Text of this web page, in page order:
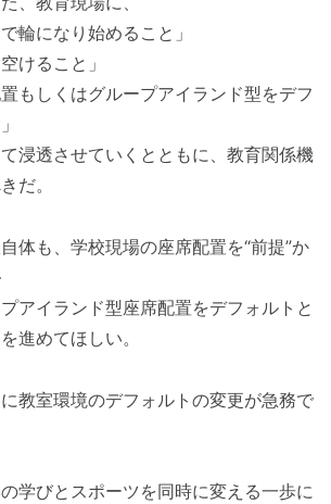
輪になり始めること」
けること」
置もしくはグループアイランド型をデフ
浸透させていくとともに、教育関係機
だ。
体も、学校現場の座席配置を“前提”か
アイランド型座席配置をデフォルトと
進めてほしい。
教室環境のデフォルトの変更が急務で
学びとスポーツを同時に変える一歩に